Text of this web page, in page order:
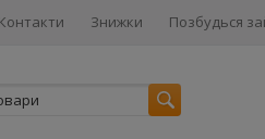
Контакти Знижки Позбудься